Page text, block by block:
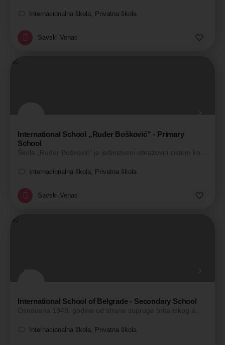
Internacionalna škola, Privatna škola
Savski Venac
International School „Ruđer Bošković” - Primary
School
Internacionalna škola, Privatna škola
Savski Venac
International School of Belgrade - Secondary School
Internacionalna škola, Privatna škola